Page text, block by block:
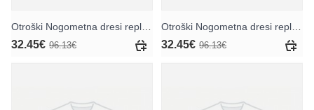
32.45€ 96.13€ 32.45€ 96.13€